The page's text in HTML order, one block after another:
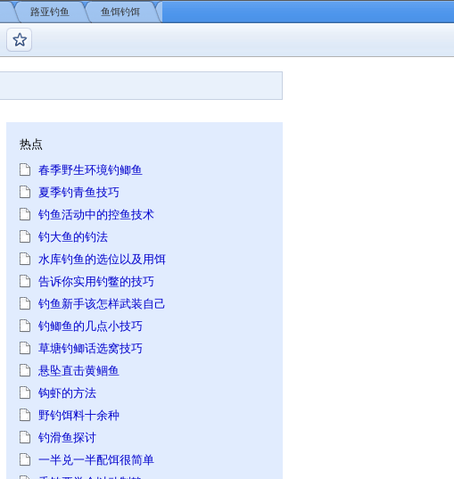
路亚钓鱼 鱼饵钓饵
热点
春季野生环境钓鲫鱼
夏季钓青鱼技巧
钓鱼活动中的控鱼技术
钓大鱼的钓法
水库钓鱼的选位以及用饵
告诉你实用钓鳖的技巧
钓鱼新手该怎样武装自己
钓鲫鱼的几点小技巧
草塘钓鲫话选窝技巧
悬坠直击黄鲴鱼
钩虾的方法
野钓饵料十余种
钓滑鱼探讨
一半兑一半配饵很简单